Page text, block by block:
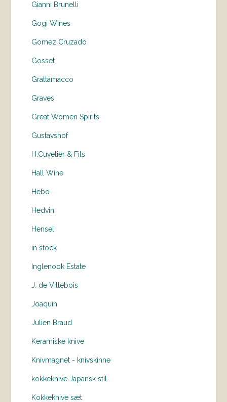
Gianni Brunelli
Gogi Wines
Gomez Cruzado
Gosset
Grattamacco
Graves
Great Women Spirits
Gustavshof
H.Cuvelier & Fils
Hall Wine
Hebo
Hedvin
Hensel
in stock
Inglenook Estate
J. de Villebois
Joaquin
Julien Braud
Keramiske knive
Knivmagnet - knivskinne
kokkeknive Japansk stil
Kokkeknive sæt